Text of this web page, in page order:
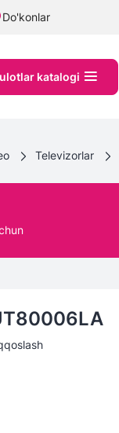
Do'konlar
katalogi
Televizorlar